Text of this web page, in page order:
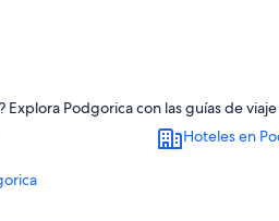
Explora Podgorica con las guías de
Hoteles en